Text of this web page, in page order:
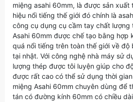
miệng asahi 60mm, là được sản xuất
hiệu nổi tiếng thế giới đó chính là
công cụ dụng cụ cầm tay chất lượng
Asahi 60mm được chế tạo bằng hợp
quá nổi tiếng trên toàn thế giới về
tại nhật. Với công nghệ nhà máy sử
lượng thép được tôi luyện giúp cho
được rất cao có thể sử dụng thời
miệng Asahi 60mm chuyên dùng để
tán có đường kính 60mm có chiều